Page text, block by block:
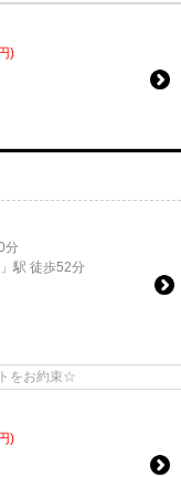
)
分
」駅 徒歩52分
をお約束☆
)